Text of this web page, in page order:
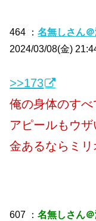
464 ：名無しさん
2024/03/08(金)
>>173
俺の身体のす
アピールもウ
金あるならミ
607 ：名無しさん＠